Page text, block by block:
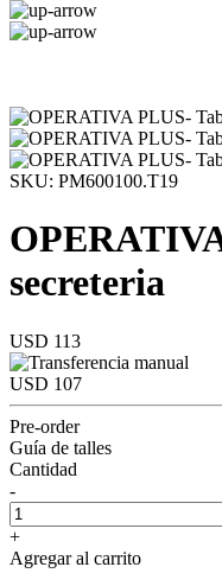
SKU: PM600100.T19
secreteria
USD 113
USD 107
Pre-order
Guía de talles
Cantidad
-
+
Agregar al carrito